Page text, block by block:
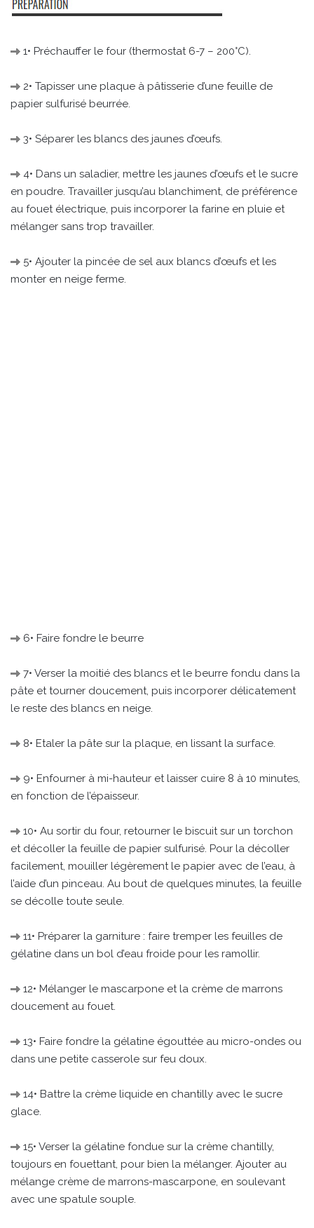
1• Préchauffer le four (thermostat 6-7 – 200°C).
2• Tapisser une plaque à pâtisserie d’une feuille de
papier sulfurisé beurrée.
3• Séparer les blancs des jaunes d’œufs.
4• Dans un saladier, mettre les jaunes d’œufs et le sucre
en poudre. Travailler jusqu’au blanchiment, de préférence
au fouet électrique, puis incorporer la farine en pluie et
mélanger sans trop travailler.
5• Ajouter la pincée de sel aux blancs d’œufs et les
monter en neige ferme.
6• Faire fondre le beurre
7• Verser la moitié des blancs et le beurre fondu dans la
pâte et tourner doucement, puis incorporer délicatement
le reste des blancs en neige.
8• Etaler la pâte sur la plaque, en lissant la surface.
9• Enfourner à mi-hauteur et laisser cuire 8 à 10 minutes,
en fonction de l’épaisseur.
10• Au sortir du four, retourner le biscuit sur un torchon
et décoller la feuille de papier sulfurisé. Pour la décoller
facilement, mouiller légèrement le papier avec de l’eau, à
l’aide d’un pinceau. Au bout de quelques minutes, la feuille
se décolle toute seule.
11• Préparer la garniture : faire tremper les feuilles de
gélatine dans un bol d’eau froide pour les ramollir.
12• Mélanger le mascarpone et la crème de marrons
doucement au fouet.
13• Faire fondre la gélatine égouttée au micro-ondes ou
dans une petite casserole sur feu doux.
14• Battre la crème liquide en chantilly avec le sucre
glace.
15• Verser la gélatine fondue sur la crème chantilly,
toujours en fouettant, pour bien la mélanger. Ajouter au
mélange crème de marrons-mascarpone, en soulevant
avec une spatule souple.